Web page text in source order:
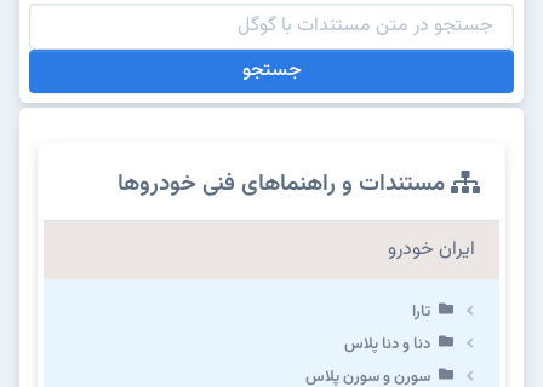
جستجو
مستندات و راهنماهای فنی خودروها
ایران خودرو
تارا
دنا و دنا پلاس
سورن و سورن پلاس